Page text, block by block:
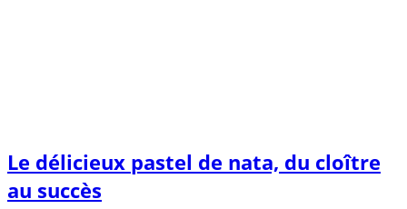
Le délicieux pastel de nata, du cloître
au succès